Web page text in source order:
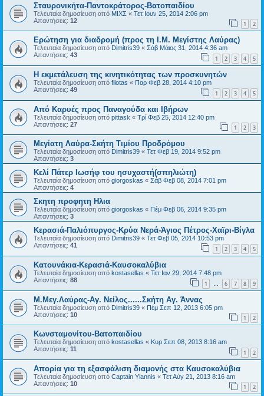
Σταυρονικήτα-Παντοκράτορος-Βατοπαιδίου
Τελευταία δημοσίευση από ΜΙΧΣ « Τετ Ιουν 25, 2014 2:06 pm
Απαντήσεις: 12 1 2
Ερώτηση για διαδρομή (προς τη Ι.Μ. Μεγίστης Λαύρας)
Τελευταία δημοσίευση από Dimitris39 « Σάβ Μάιος 31, 2014 4:36 am
Απαντήσεις: 43 1 2 3 4 5
Η εκμετάλευση της κινητικότητας των προσκυνητών
Τελευταία δημοσίευση από filotas « Παρ Φεβ 28, 2014 4:10 pm
Απαντήσεις: 49 1 2 3 4 5
Από Καρυές προς Παναγούδα και Ιβήρων
Τελευταία δημοσίευση από pittask « Τρί Φεβ 25, 2014 12:40 pm
Απαντήσεις: 27 1 2 3
Μεγίατη Λαύρα-Σκήτη Τιμίου Προδρόμου
Τελευταία δημοσίευση από Dimitris39 « Τετ Φεβ 19, 2014 9:52 pm
Απαντήσεις: 3
Κελί Πάτερ Ιωσήφ του ησυχαστή(σπηλιώτη)
Τελευταία δημοσίευση από giorgoskas « Σάβ Φεβ 08, 2014 7:01 pm
Απαντήσεις: 4
Σκητη προφητη Ηλια
Τελευταία δημοσίευση από giorgoskas « Πέμ Φεβ 06, 2014 9:35 pm
Απαντήσεις: 3
Κερασιά-Παλιόπυργος-Κρύα Νερά-Άγιος Πέτρος-Χαϊρι-Βίγλα
Τελευταία δημοσίευση από Dimitris39 « Τετ Φεβ 05, 2014 10:53 pm
Απαντήσεις: 41 1 2 3 4 5
Κατουνάκια-Κερασιά-Καυσοκαλύβια
Τελευταία δημοσίευση από kostasellas « Τετ Ιαν 29, 2014 7:48 pm
Απαντήσεις: 88 1 … 6 7 8 9
Μ.Μεγ.Λαύρας-Αγ. Νείλος......Σκήτη Αγ. Άννας
Τελευταία δημοσίευση από Dimitris39 « Πέμ Σεπ 12, 2013 6:05 pm
Απαντήσεις: 10 1 2
Κωνσταμονίτου-Βατοπαιδίου
Τελευταία δημοσίευση από kostasellas « Κυρ Σεπ 08, 2013 8:16 am
Απαντήσεις: 11 1 2
Απορία για τη εξασφάλιση διαμονής στα Καυσοκαλύβια
Τελευταία δημοσίευση από Captain Yiannis « Τετ Αύγ 21, 2013 8:16 am
Απαντήσεις: 10 1 2